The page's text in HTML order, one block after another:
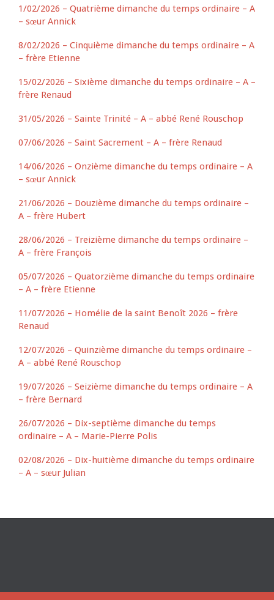
1/02/2026 – Quatrième dimanche du temps ordinaire – A
– sœur Annick
8/02/2026 – Cinquième dimanche du temps ordinaire – A
– frère Etienne
15/02/2026 – Sixième dimanche du temps ordinaire – A –
frère Renaud
31/05/2026 – Sainte Trinité – A – abbé René Rouschop
07/06/2026 – Saint Sacrement – A – frère Renaud
14/06/2026 – Onzième dimanche du temps ordinaire – A
– sœur Annick
21/06/2026 – Douzième dimanche du temps ordinaire –
A – frère Hubert
28/06/2026 – Treizième dimanche du temps ordinaire –
A – frère François
05/07/2026 – Quatorzième dimanche du temps ordinaire
– A – frère Etienne
11/07/2026 – Homélie de la saint Benoît 2026 – frère
Renaud
12/07/2026 – Quinzième dimanche du temps ordinaire –
A – abbé René Rouschop
19/07/2026 – Seizième dimanche du temps ordinaire – A
– frère Bernard
26/07/2026 – Dix-septième dimanche du temps
ordinaire – A – Marie-Pierre Polis
02/08/2026 – Dix-huitième dimanche du temps ordinaire
– A – sœur Julian